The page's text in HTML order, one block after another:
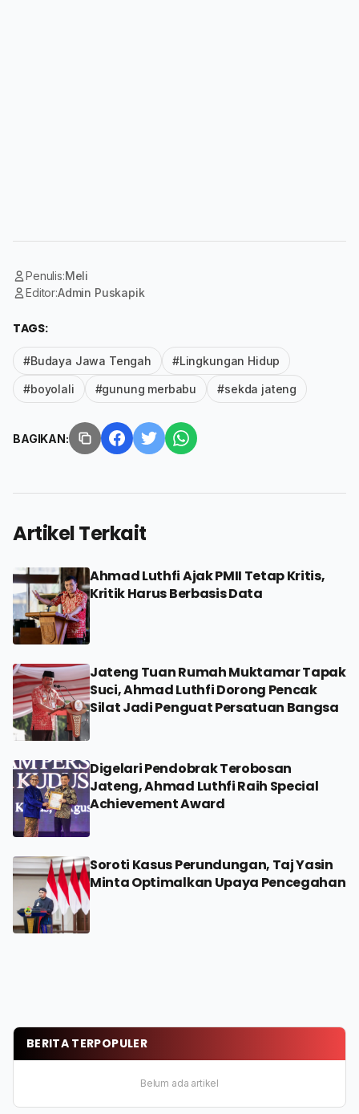
Penulis:Meli
Editor:Admin Puskapik
TAGS:
#Budaya Jawa Tengah #Lingkungan Hidup
#boyolali #gunung merbabu #sekda jateng
BAGIKAN:
Artikel Terkait
Ahmad Luthfi Ajak PMII Tetap Kritis,
Kritik Harus Berbasis Data
Jateng Tuan Rumah Muktamar Tapak
Suci, Ahmad Luthfi Dorong Pencak
Silat Jadi Penguat Persatuan Bangsa
Digelari Pendobrak Terobosan
Jateng, Ahmad Luthfi Raih Special
Achievement Award
Soroti Kasus Perundungan, Taj Yasin
Minta Optimalkan Upaya Pencegahan
BERITA TERPOPULER
Belum ada artikel